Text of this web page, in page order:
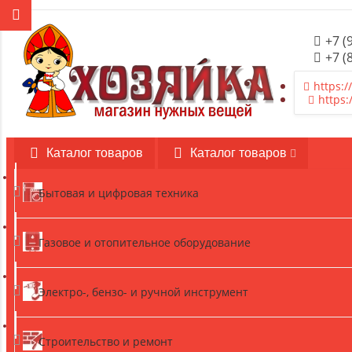
+7
+7
Каталог товаров Каталог товаров
Бытовая и цифровая техника
Газовое и отопительное оборудование
Электро-, бензо- и ручной инструмент
Строительство и ремонт